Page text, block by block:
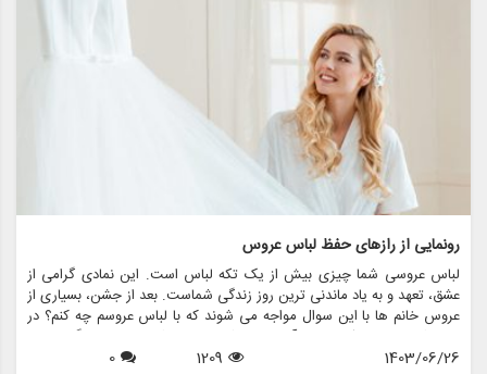
رونمایی از رازهای حفظ لباس عروس
لباس عروسی شما چیزی بیش از یک تکه لباس است. این نمادی گرامی از
عشق، تعهد و به یاد ماندنی ترین روز زندگی شماست. بعد از جشن، بسیاری از
عروس خانم ها با این سوال مواجه می شوند که با لباس عروسم چه کنم؟ در
حالی که برخی ممکن است آن را بفروشند یا اهدا کنند، برخی دیگر ترجیح
می دهند آن را برای نسل های آینده یا به دلایل احساسی حفظ کنند. در این
1403/06/26
1209
0